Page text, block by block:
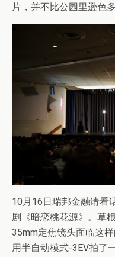
片，并不比公园里逊色
10月16日瑞邦金融请看
剧《暗恋桃花源》。草
35mm定焦镜头面临这
用半自动模式-3EV拍了